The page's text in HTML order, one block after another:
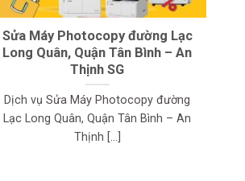
Sửa Máy Photocopy đường Lạc
Long Quân, Quận Tân Bình – An
Thịnh SG
Dịch vụ Sửa Máy Photocopy đường
Lạc Long Quân, Quận Tân Bình – An
Thịnh [...]